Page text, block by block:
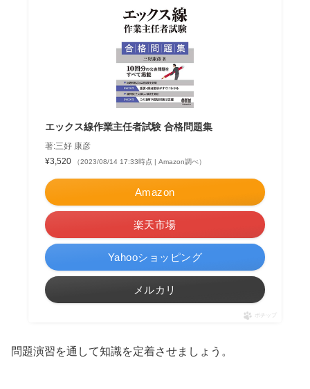
エックス線作業主任者試験 合格問題集
著:三好 康彦
¥3,520
（2023/08/14 17:33時点 | Amazon調べ）
Amazon
楽天市場
Yahooショッピング
メルカリ
ポチップ
問題演習を通して知識を定着させましょう。